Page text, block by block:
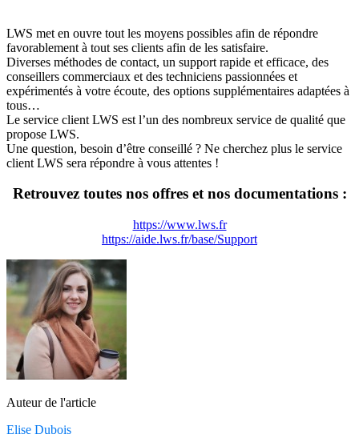
LWS met en ouvre tout les moyens possibles afin de répondre
favorablement à tout ses clients afin de les satisfaire.
Diverses méthodes de contact, un support rapide et efficace, des
conseillers commerciaux et des techniciens passionnées et
expérimentés à votre écoute, des options supplémentaires adaptées à
tous…
Le service client LWS est l’un des nombreux service de qualité que
propose LWS.
Une question, besoin d’être conseillé ? Ne cherchez plus le service
client LWS sera répondre à vous attentes !
Retrouvez toutes nos offres et nos documentations :
https://www.lws.fr
https://aide.lws.fr/base/Support
Auteur de l'article
Elise Dubois